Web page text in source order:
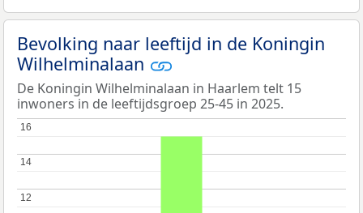
Bevolking naar leeftijd in de Koningin
Wilhelminalaan
De Koningin Wilhelminalaan in Haarlem telt 15
inwoners in de leeftijdsgroep 25-45 in 2025.
12
12
14
14
16
16